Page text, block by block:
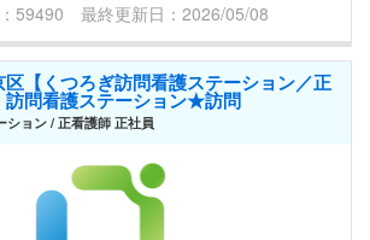
59490 最終更新日：2026/05/08
【くつろぎ訪問看護ステーション／正
訪問看護ステーション★訪問
ション / 正看護師 正社員